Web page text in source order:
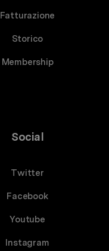
Fatturazione
Storico
Membership
Social
Twitter
Facebook
Youtube
Instagram